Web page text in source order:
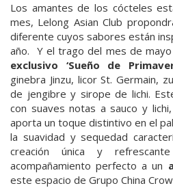
Los amantes de los cócteles
mes, Lelong Asian Club
diferente cuyos sabores están
año. Y el trago del mes de
exclusivo ‘Sueño de
ginebra Jinzu, licor St. Germain,
de jengibre y sirope de lichi.
con suaves notas a sauco y
aporta un toque distintivo en el
la suavidad y sequedad
creación única y
acompañamiento perfecto a un
este espacio de Grupo China